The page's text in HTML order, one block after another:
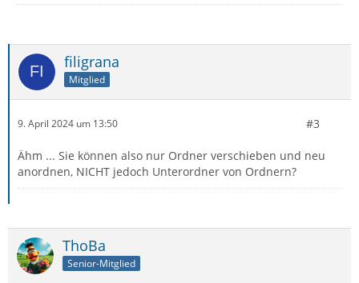
filigrana
Mitglied
9. April 2024 um 13:50 #3
Ähm ... Sie können also nur Ordner verschieben und neu
anordnen, NICHT jedoch Unterordner von Ordnern?
ThoBa
Senior-Mitglied